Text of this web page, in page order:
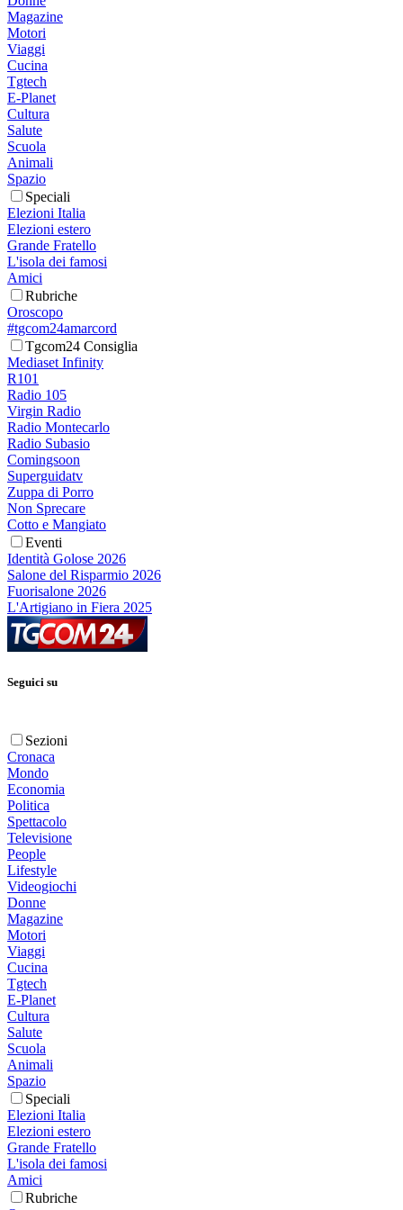
Magazine
Motori
Viaggi
Cucina
Tgtech
E-Planet
Cultura
Salute
Scuola
Animali
Spazio
Speciali
Elezioni Italia
Elezioni estero
Grande Fratello
L'isola dei famosi
Amici
Rubriche
Oroscopo
#tgcom24amarcord
Tgcom24 Consiglia
Mediaset Infinity
R101
Radio 105
Virgin Radio
Radio Montecarlo
Radio Subasio
Comingsoon
Superguidatv
Zuppa di Porro
Non Sprecare
Cotto e Mangiato
Eventi
Identità Golose 2026
Salone del Risparmio 2026
Fuorisalone 2026
L'Artigiano in Fiera 2025
Seguici su
Sezioni
Cronaca
Mondo
Economia
Politica
Spettacolo
Televisione
People
Lifestyle
Videogiochi
Donne
Magazine
Motori
Viaggi
Cucina
Tgtech
E-Planet
Cultura
Salute
Scuola
Animali
Spazio
Speciali
Elezioni Italia
Elezioni estero
Grande Fratello
L'isola dei famosi
Amici
Rubriche